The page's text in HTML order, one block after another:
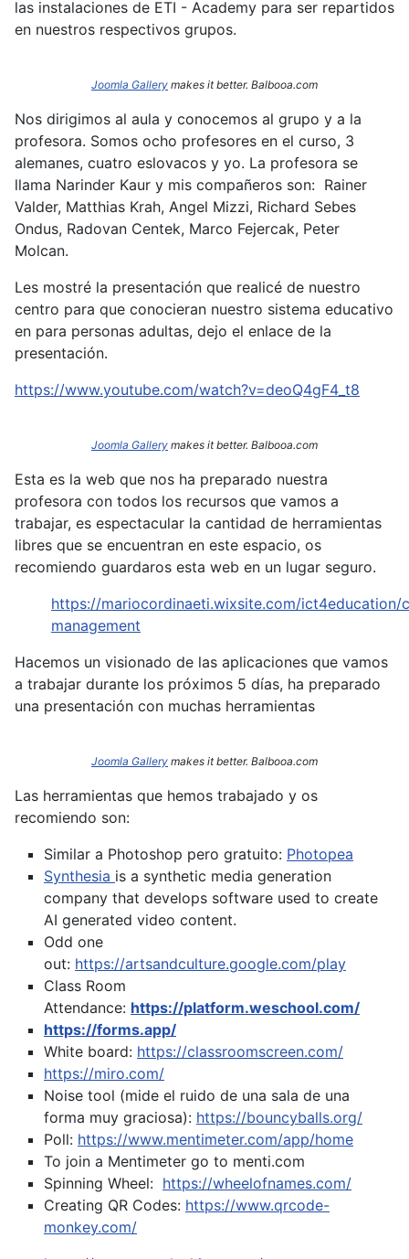
las instalaciones de ETI - Academy para ser repartidos
en nuestros respectivos grupos.
Joomla Gallery makes it better. Balbooa.com
Nos dirigimos al aula y conocemos al grupo y a la
profesora. Somos ocho profesores en el curso, 3
alemanes, cuatro eslovacos y yo. La profesora se
llama Narinder Kaur y mis compañeros son: Rainer
Valder, Matthias Krah, Angel Mizzi, Richard Sebes
Ondus, Radovan Centek, Marco Fejercak, Peter
Molcan.
Les mostré la presentación que realicé de nuestro
centro para que conocieran nuestro sistema educativo
en para personas adultas, dejo el enlace de la
presentación.
https://www.youtube.com/watch?v=deoQ4gF4_t8
Joomla Gallery makes it better. Balbooa.com
Esta es la web que nos ha preparado nuestra
profesora con todos los recursos que vamos a
trabajar, es espectacular la cantidad de herramientas
libres que se encuentran en este espacio, os
recomiendo guardaros esta web en un lugar seguro.
https://mariocordinaeti.wixsite.com/ict4education/
management
Hacemos un visionado de las aplicaciones que vamos
a trabajar durante los próximos 5 días, ha preparado
una presentación con muchas herramientas
Joomla Gallery makes it better. Balbooa.com
Las herramientas que hemos trabajado y os
recomiendo son:
Similar a Photoshop pero gratuito: Photopea
Synthesia is a synthetic media generation
company that develops software used to create
AI generated video content.
Odd one
out: https://artsandculture.google.com/play
Class Room
Attendance: https://platform.weschool.com/
https://forms.app/
White board: https://classroomscreen.com/
https://miro.com/
Noise tool (mide el ruido de una sala de una
forma muy graciosa): https://bouncyballs.org/
Poll: https://www.mentimeter.com/app/home
To join a Mentimeter go to menti.com
Spinning Wheel: https://wheelofnames.com/
Creating QR Codes: https://www.qrcode-
monkey.com/